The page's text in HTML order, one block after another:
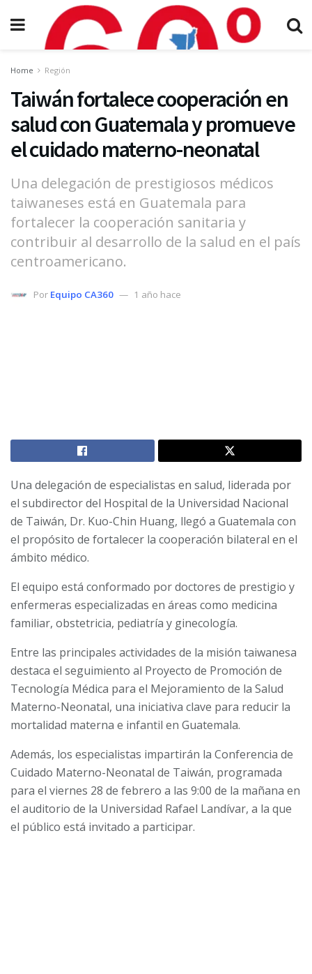
Home Región
Taiwán fortalece cooperación en
salud con Guatemala y promueve
el cuidado materno-neonatal
Una delegación de prestigiosos médicos
taiwaneses está en Guatemala para
fortalecer la cooperación sanitaria y
contribuir al desarrollo de la salud en el país
centroamericano.
Por Equipo CA360 1 año hace
Una delegación de especialistas en salud, liderada por
el subdirector del Hospital de la Universidad Nacional
de Taiwán, Dr. Kuo-Chin Huang, llegó a Guatemala con
el propósito de fortalecer la cooperación bilateral en el
ámbito médico.
El equipo está conformado por doctores de prestigio y
enfermeras especializadas en áreas como medicina
familiar, obstetricia, pediatría y ginecología.
Entre las principales actividades de la misión taiwanesa
destaca el seguimiento al Proyecto de Promoción de
Tecnología Médica para el Mejoramiento de la Salud
Materno-Neonatal, una iniciativa clave para reducir la
mortalidad materna e infantil en Guatemala.
Además, los especialistas impartirán la Conferencia de
Cuidado Materno-Neonatal de Taiwán, programada
para el viernes 28 de febrero a las 9:00 de la mañana en
el auditorio de la Universidad Rafael Landívar, a la que
el público está invitado a participar.